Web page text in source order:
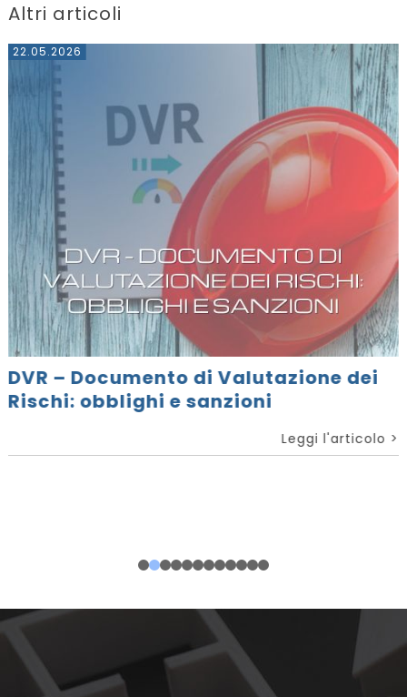
Altri articoli
22.05.2026
DVR – Documento di Valutazione dei
Rischi: obblighi e sanzioni
Leggi l'articolo >